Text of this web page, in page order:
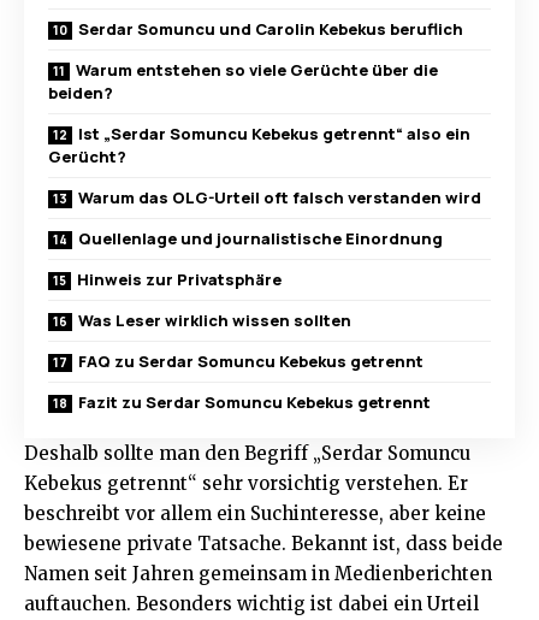
Serdar Somuncu und Carolin Kebekus beruflich
Warum entstehen so viele Gerüchte über die
beiden?
Ist „Serdar Somuncu Kebekus getrennt“ also ein
Gerücht?
Warum das OLG-Urteil oft falsch verstanden wird
Quellenlage und journalistische Einordnung
Hinweis zur Privatsphäre
Was Leser wirklich wissen sollten
FAQ zu Serdar Somuncu Kebekus getrennt
Fazit zu Serdar Somuncu Kebekus getrennt
Deshalb sollte man den Begriff „Serdar Somuncu
Kebekus getrennt“ sehr vorsichtig verstehen. Er
beschreibt vor allem ein Suchinteresse, aber keine
bewiesene private Tatsache. Bekannt ist, dass beide
Namen seit Jahren gemeinsam in Medienberichten
auftauchen. Besonders wichtig ist dabei ein Urteil